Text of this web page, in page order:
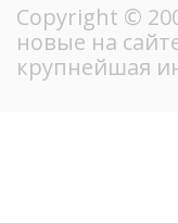
Copyright ©
новые на
крупнейшая